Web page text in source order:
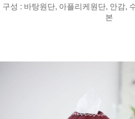
구성 : 바탕원단, 아플리케원단, 안감,
본